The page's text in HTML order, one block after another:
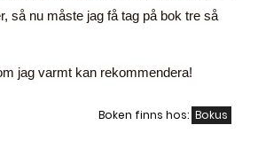
så nu måste jag få tag på bok tre så
jag varmt kan rekommendera!
Boken finns hos: Bokus